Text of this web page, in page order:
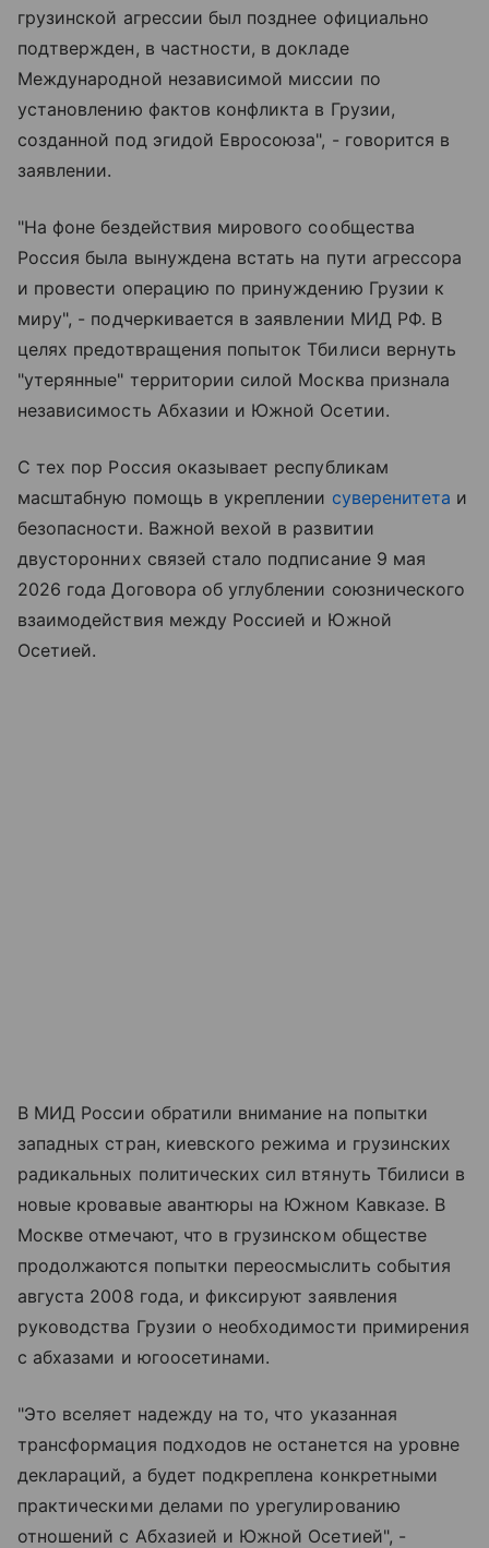
грузинской агрессии был позднее официально
подтвержден, в частности, в докладе
Международной независимой миссии по
установлению фактов конфликта в Грузии,
созданной под эгидой Евросоюза", - говорится в
заявлении.
"На фоне бездействия мирового сообщества
Россия была вынуждена встать на пути агрессора
и провести операцию по принуждению Грузии к
миру", - подчеркивается в заявлении МИД РФ. В
целях предотвращения попыток Тбилиси вернуть
"утерянные" территории силой Москва признала
независимость Абхазии и Южной Осетии.
С тех пор Россия оказывает республикам
масштабную помощь в укреплении суверенитета и
безопасности. Важной вехой в развитии
двусторонних связей стало подписание 9 мая
2026 года Договора об углублении союзнического
взаимодействия между Россией и Южной
Осетией.
В МИД России обратили внимание на попытки
западных стран, киевского режима и грузинских
радикальных политических сил втянуть Тбилиси в
новые кровавые авантюры на Южном Кавказе. В
Москве отмечают, что в грузинском обществе
продолжаются попытки переосмыслить события
августа 2008 года, и фиксируют заявления
руководства Грузии о необходимости примирения
с абхазами и югоосетинами.
"Это вселяет надежду на то, что указанная
трансформация подходов не останется на уровне
деклараций, а будет подкреплена конкретными
практическими делами по урегулированию
отношений с Абхазией и Южной Осетией", -